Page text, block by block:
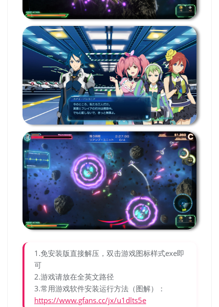
1.免安装版直接解压，双击游戏图标样式exe即
可
2.游戏请放在全英文路径
3.常用游戏软件安装运行方法（图解）：
https://www.gfans.cc/jx/u1dlts5e